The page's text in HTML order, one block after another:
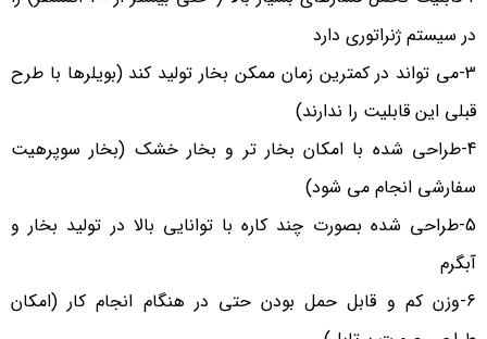
در سیستم ژنراتوری دارد
3-می تواند در کمترین زمان ممکن بخار تولید کند (بویلرها با طرح
قبلی این قابلیت را ندارند)
4-طراحی شده با امکان بخار تر و بخار خشک (بخار سوپرهیت
سفارشی انجام می شود)
5-طراحی شده بصورت چند کاره با توانایی بالا در تولید بخار و
آبگرم
6-وزن کم و قابل حمل بودن حتی در هنگام انجام کار (امکان